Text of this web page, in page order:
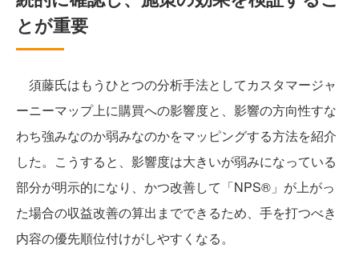
とが重要
須藤氏はもうひとつの分析手法としてカスタマージャ
ーニーマップ上に購買への影響度と、影響の方向性すな
わち強みなのか弱みなのかをマッピングする方法を紹介
した。こうすると、影響度は大きいが弱みになっている
部分が明示的になり、かつ改善して「NPS®」が上がっ
た場合の収益改善の算出までできるため、手を打つべき
内容の優先順位付けがしやすくなる。